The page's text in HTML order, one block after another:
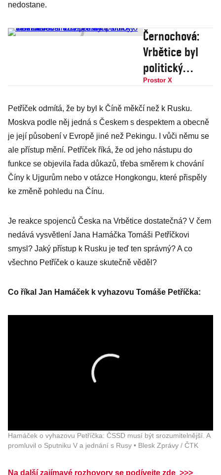
nedostane.
Černochová:
Vrbětice byl
politický
státní
Zeman o tom
možná věděl už
v prosinci, šlo
by o velezradu
Prostor X
Petříček odmítá, že by byl k Číně měkčí než k Rusku.
Moskva podle něj jedná s Českem s despektem a obecně
je její působení v Evropě jiné než Pekingu. I vůči němu se
ale přístup mění. Petříček říká, že od jeho nástupu do
funkce se objevila řada důkazů, třeba směrem k chování
Číny k Ujgurům nebo v otázce Hongkongu, které přispěly
ke změně pohledu na Čínu.
Je reakce spojenců Česka na Vrbětice dostatečná? V čem
nedává vysvětlení Jana Hamáčka Tomáši Petříčkovi
smysl? Jaký přístup k Rusku je teď ten správný? A co
všechno Petříček o kauze skutečně věděl?
Co říkal Jan Hamáček k vyhazovu Tomáše Petříčka:
Hamáček o vyhazovu Petříčka: ČSSD musí být srozumitelnější. A
promluvil o Sputniku V a jednání s Rusy • Blesk Zprávy / ČTK
Na další zajímavé rozhovory se podívejte zde >>>